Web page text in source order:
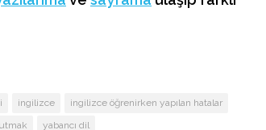
ingilizce
ingilizce öğrenirken yapılan hatalar
yabancı dil